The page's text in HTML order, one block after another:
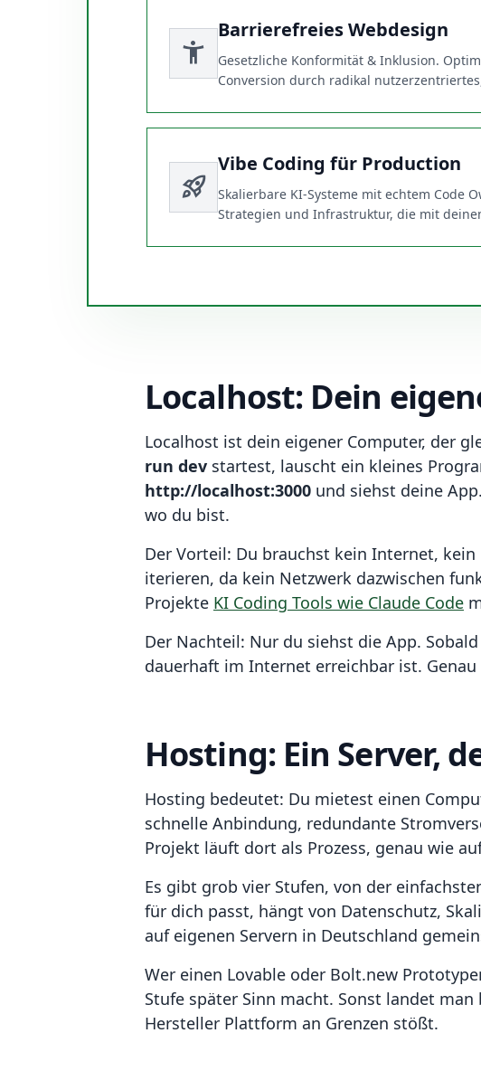
accessibility_new
Barrierefreies Webdesign
Gesetzliche Konformität & Inklusion.
Conversion durch radikal
rocket_launch
Vibe Coding für Production
Skalierbare KI-Systeme mit echtem Code
Strategien und Infrastruktur, die mit
Localhost: Dein
Localhost ist dein eigener Computer, der
run dev startest, lauscht ein kleines
http://localhost:3000 und siehst deine
wo du bist.
Der Vorteil: Du brauchst kein Internet,
iterieren, da kein Netzwerk dazwischen
Projekte KI Coding Tools wie Claude Code
Der Nachteil: Nur du siehst die App.
dauerhaft im Internet erreichbar ist.
Hosting: Ein Server,
Hosting bedeutet: Du mietest einen
schnelle Anbindung, redundante
Projekt läuft dort als Prozess, genau wie
Es gibt grob vier Stufen, von der
für dich passt, hängt von Datenschutz,
auf eigenen Servern in Deutschland
Wer einen Lovable oder Bolt.new
Stufe später Sinn macht. Sonst landet man
Hersteller Plattform an Grenzen stößt.